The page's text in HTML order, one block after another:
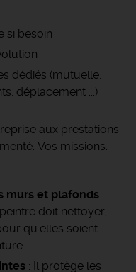
si besoin
dédiés (mutuelle,
déplacement ...)
aux prestations
Vos missions:
murs et plafonds :
doit nettoyer,
qu'elles soient
: Il protège les